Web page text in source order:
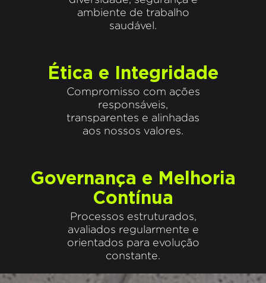
ambiente de trabalho
saudável.
Ética e Integridade
Compromisso com ações
responsáveis,
transparentes e alinhadas
aos nossos valores.
Governança e Melhoria
Contínua
Processos estruturados,
avaliados regularmente e
orientados para evolução
constante.